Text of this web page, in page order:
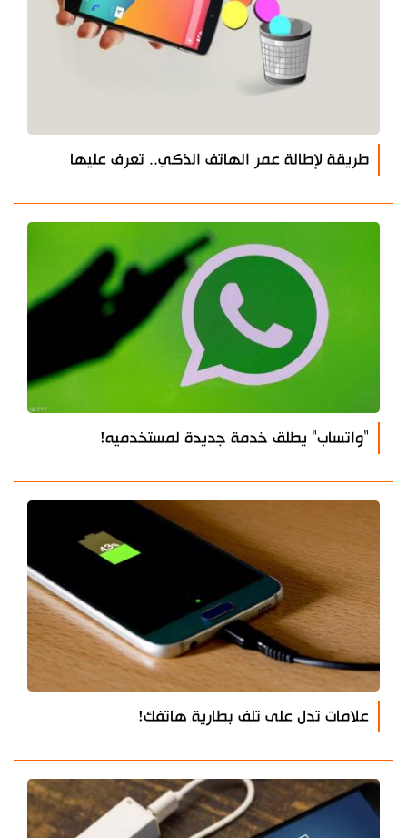
طريقة لإطالة عمر الهاتف الذكي.. تعرف عليها
"واتساب" يطلق خدمة جديدة لمستخدميه!
علامات تدل على تلف بطارية هاتفك!